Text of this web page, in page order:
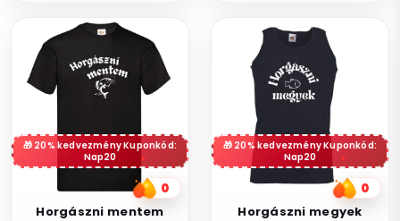
20% kedvezmény Kuponkód:
Nap20
0
Horgászni mentem
20% kedvezmény Kuponkód:
Nap20
0
Horgászni megyek